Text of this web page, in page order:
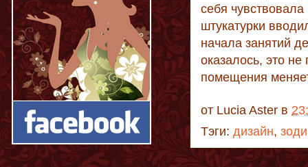
себя
штукатурки
начала занятий
оказалось, это
помещения
от Lucia Aster в
Тэги: дизайн,